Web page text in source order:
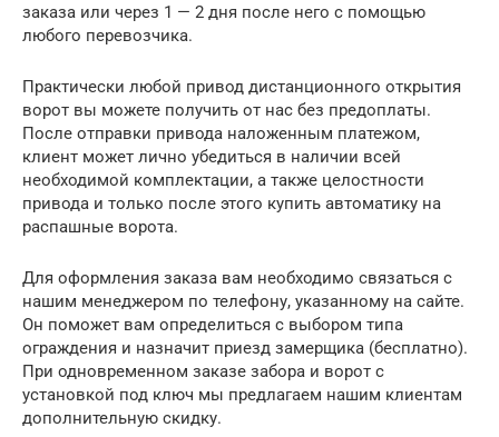
заказа или через 1 — 2 дня после него с помощью
любого перевозчика.
Практически любой привод дистанционного открытия
ворот вы можете получить от нас без предоплаты.
После отправки привода наложенным платежом,
клиент может лично убедиться в наличии всей
необходимой комплектации, а также целостности
привода и только после этого купить автоматику на
распашные ворота.
Для оформления заказа вам необходимо связаться с
нашим менеджером по телефону, указанному на сайте.
Он поможет вам определиться с выбором типа
ограждения и назначит приезд замерщика (бесплатно).
При одновременном заказе забора и ворот с
установкой под ключ мы предлагаем нашим клиентам
дополнительную скидку.